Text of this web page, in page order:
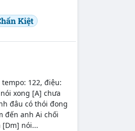
Kiệt
122, điệu:
xong [A] chưa
đâu có thói đong
đến anh Ai chối
[Dm] nói...